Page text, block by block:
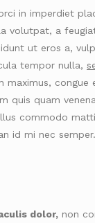
in imperdiet
volutpat, a
ut eros a,
tempor nulla,
maximus, congue
quis quam
commodo
id mi nec semper.
dolor, non